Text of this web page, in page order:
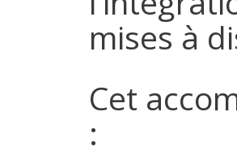
mises à
Cet
: